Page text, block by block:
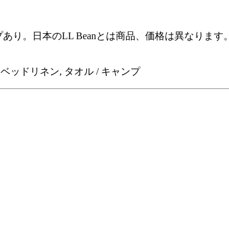
り。日本のLL Beanとは商品、価格は異なります。
ッドリネン, タオル / キャンプ